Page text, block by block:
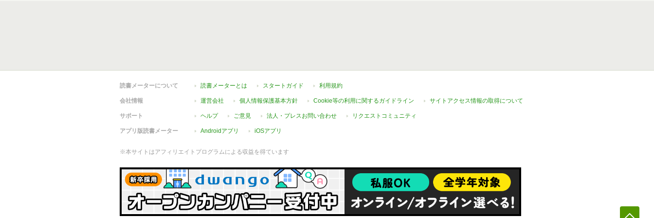
読書メーターについて 読書メーターとは スタートガイド 利用規約
会社情報 運営会社 個人情報保護基本方針 Cookie等の利用に関するガイドライン サイトアクセス情報の取得について
サポート ヘルプ ご意見 法人・プレスお問い合わせ リクエストコミュニティ
アプリ版読書メーター Androidアプリ iOSアプリ
※本サイトはアフィリエイトプログラムによる収益を得ています